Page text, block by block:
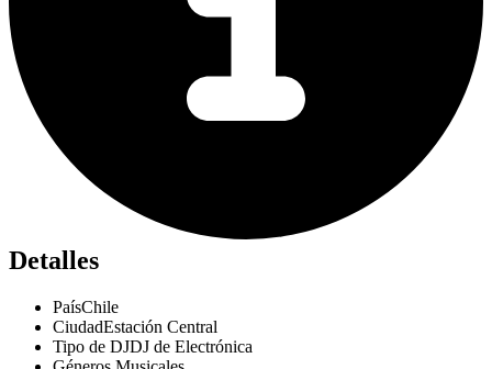
Detalles
PaísChile
CiudadEstación Central
Tipo de DJDJ de Electrónica